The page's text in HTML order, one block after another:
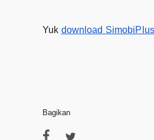
Yuk download SimobiPlus
Bagikan